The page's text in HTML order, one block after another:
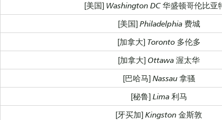
[美国] Washington DC 华盛顿哥伦比亚
[美国] Philadelphia 费城
[加拿大] Toronto 多伦多
[加拿大] Ottawa 渥太华
[巴哈马] Nassau 拿骚
[秘鲁] Lima 利马
[牙买加] Kingston 金斯敦